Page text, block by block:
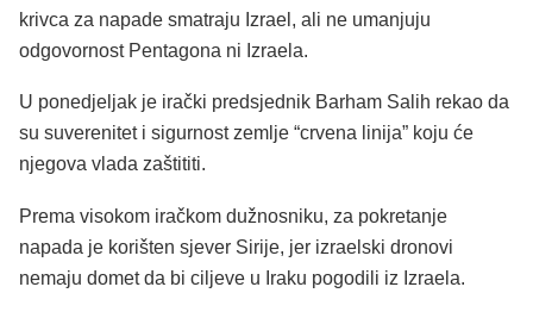
krivca za napade smatraju Izrael, ali ne umanjuju
odgovornost Pentagona ni Izraela.
U ponedjeljak je irački predsjednik Barham Salih rekao da
su suverenitet i sigurnost zemlje “crvena linija” koju će
njegova vlada zaštititi.
Prema visokom iračkom dužnosniku, za pokretanje
napada je korišten sjever Sirije, jer izraelski dronovi
nemaju domet da bi ciljeve u Iraku pogodili iz Izraela.